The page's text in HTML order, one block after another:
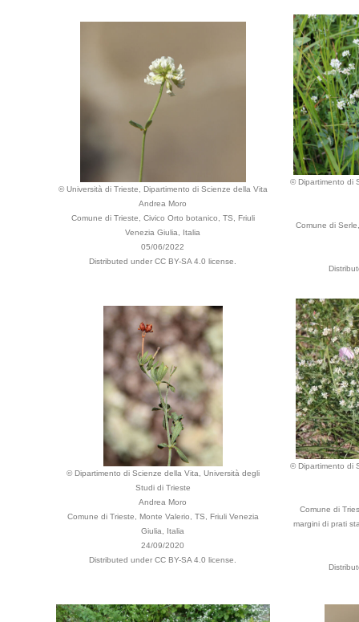
© Università di Trieste, Dipartimento di Scienze della Vita
Andrea Moro
Comune di Trieste, Civico Orto botanico, TS, Friuli
Venezia Giulia, Italia
05/06/2022
Distributed under CC BY-SA 4.0 license.
© Dipartimento di
Comune di
© Dipartimento di Scienze della Vita, Università degli
Studi di Trieste
Andrea Moro
Comune di Trieste, Monte Valerio, TS, Friuli Venezia
Giulia, Italia
24/09/2020
Distributed under CC BY-SA 4.0 license.
© Dipartimento di
Comune di
margini di prati